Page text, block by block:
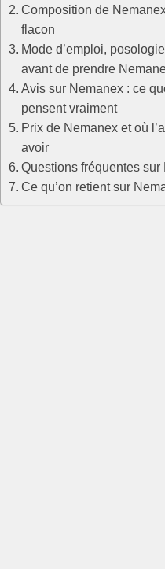
Composition de
flacon
Mode d’emploi,
avant de prendre
Avis sur Nemanex : ce
pensent vraiment
Prix de Nemanex et où
avoir
Questions fréquentes sur
Ce qu’on retient sur